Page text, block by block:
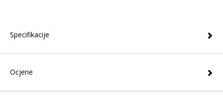
Specifikacije
Ocjene